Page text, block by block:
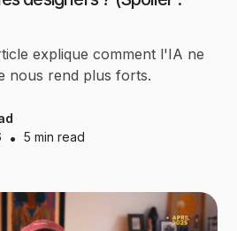
explique comment l'IA ne
nous rend plus forts.
• 5 min read